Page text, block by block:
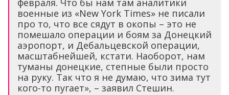
февраля. Что бы нам там аналитики
военные из «New York Times» не писали
про то, что все сядут в окопы – это не
помешало операции и боям за Донецкий
аэропорт, и Дебальцевской операции,
масштабнейшей, кстати. Наоборот, нам
туманы донецкие, степные были просто
на руку. Так что я не думаю, что зима тут
кого-то пугает», – заявил Стешин.